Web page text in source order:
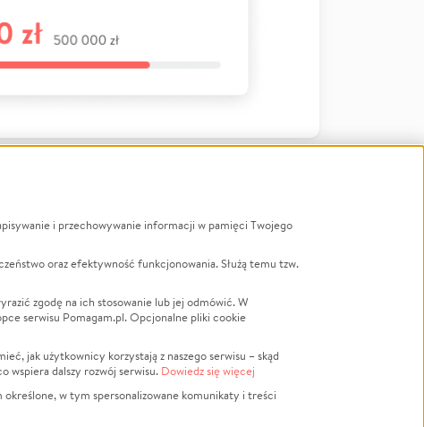
na
Finansowa
LGBTQ+
Powódź
Wichura
Religia
Edukacja
i przechowywanie informacji w pamięci Twojego
oraz efektywność funkcjonowania. Służą temu tzw.
zgodę na ich stosowanie lub jej odmówić. W
serwisu Pomagam.pl. Opcjonalne pliki cookie
jak użytkownicy korzystają z naszego serwisu – skąd
wspiera dalszy rozwój serwisu. Dowiedz się więcej
w tym spersonalizowane komunikaty i treści